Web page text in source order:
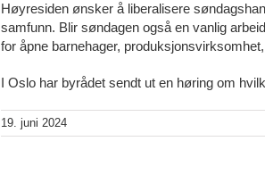
Høyresiden ønsker å liberalisere
samfunn. Blir søndagen også en vanlig
for åpne barnehager,
I Oslo har byrådet sendt ut en høring om
19. juni 2024